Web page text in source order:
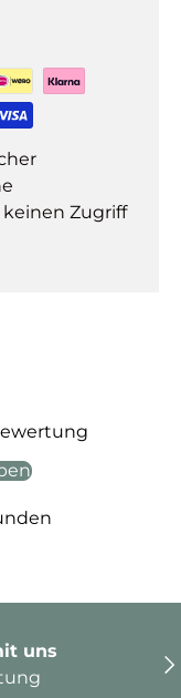
Zugriff
uns